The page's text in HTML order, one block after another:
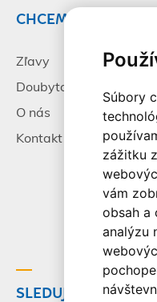
Súbory
zážitku
vám
obsah a
analýzu
CHCEM CESTOVAŤ
Zľavy
Doubytovanie
O nás
Kontakt
SLEDUJTE NÁS